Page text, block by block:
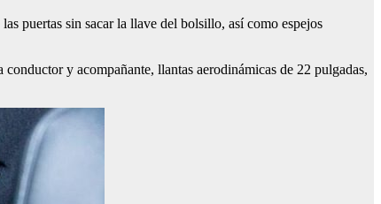
puertas sin sacar la llave del bolsillo, así como espejos
y acompañante, llantas aerodinámicas de 22 pulgadas,